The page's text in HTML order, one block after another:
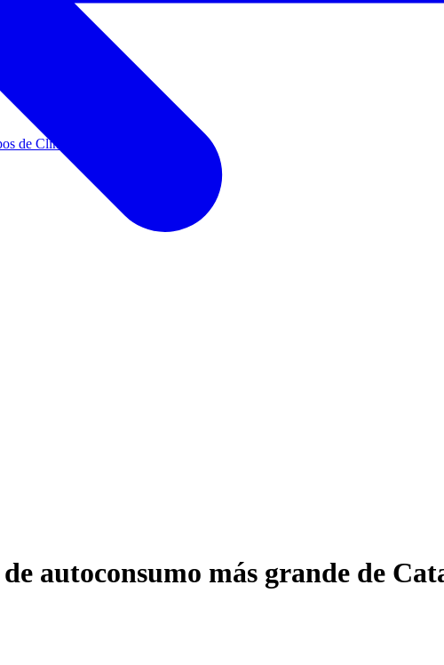
de Climatización
autoconsumo más grande de